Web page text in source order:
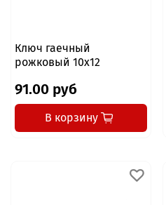
Ключ гаечный
рожковый 10x12
91.00 руб
В корзину